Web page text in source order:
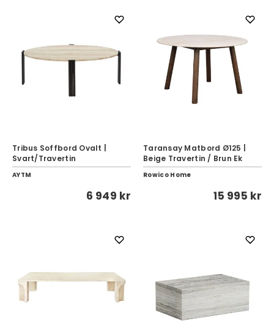
Tribus Soffbord Ovalt |
Svart/Travertin
AYTM
6 949 kr
Taransay Matbord Ø125 |
Beige Travertin / Brun Ek
Rowico Home
15 995 kr